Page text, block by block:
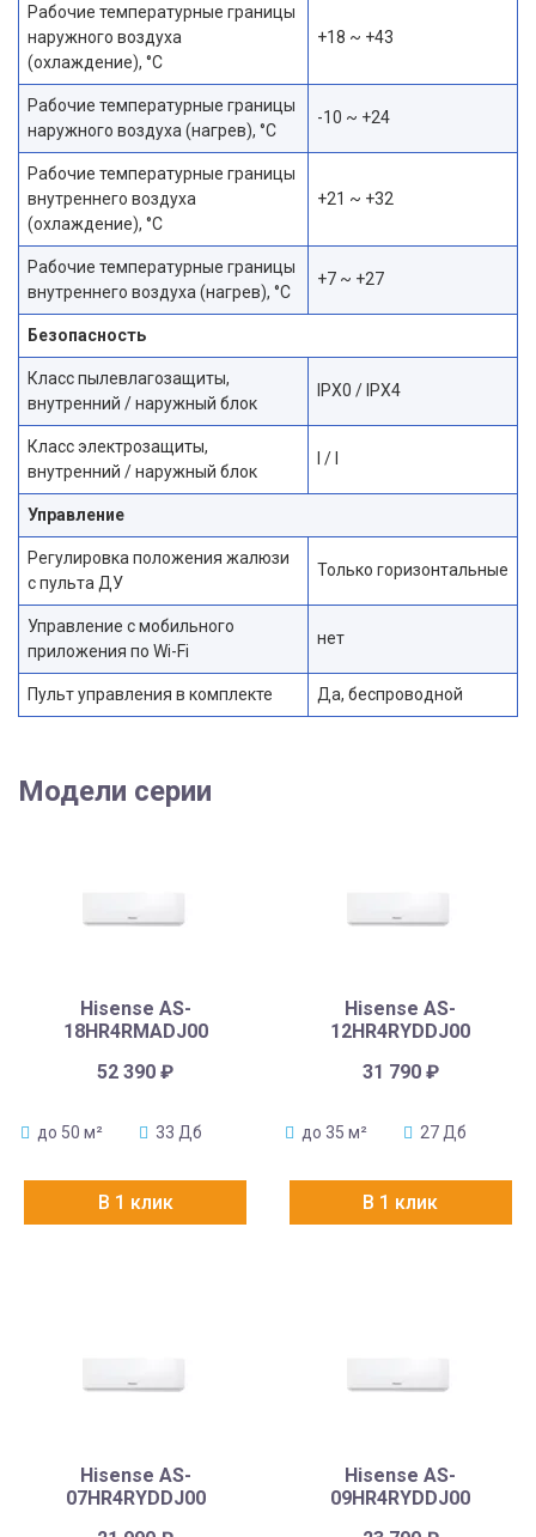
Рабочие температурные границы
наружного воздуха
(охлаждение), °C
+18 ~ +43
Рабочие температурные границы
наружного воздуха (нагрев), °C
-10 ~ +24
Рабочие температурные границы
внутреннего воздуха
(охлаждение), °C
+21 ~ +32
Рабочие температурные границы
внутреннего воздуха (нагрев), °C
+7 ~ +27
Безопасность
Класс пылевлагозащиты,
внутренний / наружный блок
IPX0 / IPX4
Класс электрозащиты,
внутренний / наружный блок
I / I
Управление
Регулировка положения жалюзи
с пульта ДУ
Только горизонтальные
Управление c мобильного
приложения по Wi-Fi
нет
Пульт управления в комплекте Да, беспроводной
Модели серии
Hisense AS-
18HR4RMADJ00
52 390₽
до 50 м² 33 Дб
В 1 клик
Hisense AS-
12HR4RYDDJ00
31 790 ₽
до 35 м² 27 Дб
В 1 клик
Hisense AS-
07HR4RYDDJ00
Hisense AS-
09HR4RYDDJ00